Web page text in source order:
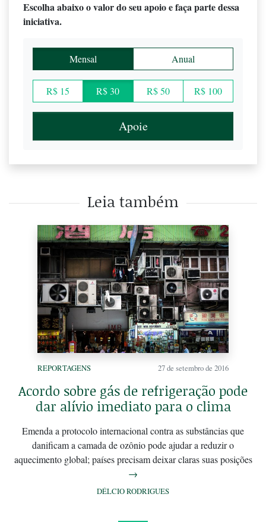
Escolha abaixo o valor do seu apoio e faça parte dessa
iniciativa.
Mensal Anual
R$ 15 R$ 30 R$ 50 R$ 100
Apoie
Leia também
REPORTAGENS 27 de setembro de 2016
Acordo sobre gás de refrigeração pode
dar alívio imediato para o clima
Emenda a protocolo internacional contra as substâncias que
danificam a camada de ozônio pode ajudar a reduzir o
aquecimento global; países precisam deixar claras suas posições
→
DÉLCIO RODRIGUES